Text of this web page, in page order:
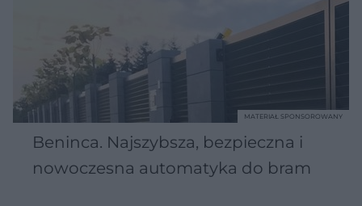
Beninca. Najszybsza, bezpieczna i
nowoczesna automatyka do bram
MATERIAŁ SPONSOROWANY